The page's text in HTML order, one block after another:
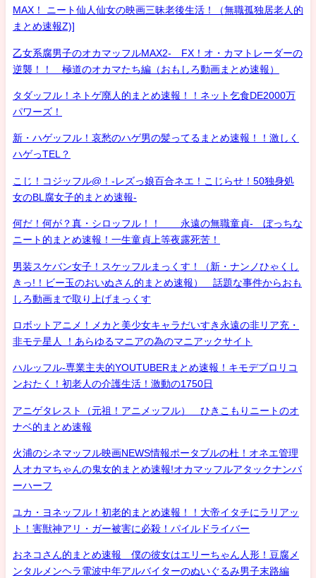
MAX！ ニート仙人仙女の映画三昧老後生活！（無職孤独居老人的
まとめ速報Z)]
乙女系腐男子のオカマッフルMAX2- FX！オ・カマトレーダーの
逆襲！！ 極道のオカマたち編（おもしろ動画まとめ速報）
タダッフル！ネトゲ廃人的まとめ速報！！ネット乞食DE2000万
パワーズ！
新・ハゲッフル！哀愁のハゲ男の髪ってるまとめ速報！！激しく
ハゲっTEL？
こじ！コジッフル@！-レズっ娘百合ネエ！こじらせ！50独身処
女のBL腐女子的まとめ速報-
何だ！何が？真・シロッフル！！ 永遠の無職童貞- ぼっちな
ニート的まとめ速報！一生童貞上等夜露死苦！
男装スケバン女子！スケッフルまっくす！（新・ナンノひゃくし
きっ!！ビー玉のおいぬさん的まとめ速報） 話題な事件からおも
しろ動画まで取り上げまっくす
ロボットアニメ！メカと美少女キャラだいすき永遠の非リア充・
非モテ星人 ！あらゆるマニアの為のマニアックサイト
ハルッフル-専業主夫的YOUTUBERまとめ速報！キモデブロリコ
ンおたく！初老人の介護生活！激動の1750日
アニゲタレスト（元祖！アニメッフル） ひきこもりニートのオ
ナベ的まとめ速報
火浦のシネマッフル映画NEWS情報ポータブルの杜！オネエ管理
人オカマちゃんの鬼女的まとめ速報!オカマッフルアタックナンバ
ーハーフ
ユカ・ヨネッフル！初老的まとめ速報！！大帝イタチにラリアッ
ト！害獣神アリ・ガー被害に必殺！パイルドライバー
おネコさん的まとめ速報 僕の彼女はエリーちゃん人形！豆腐メ
ンタルメンヘラ電波中年アルバイターのぬいぐるみ男子末路編